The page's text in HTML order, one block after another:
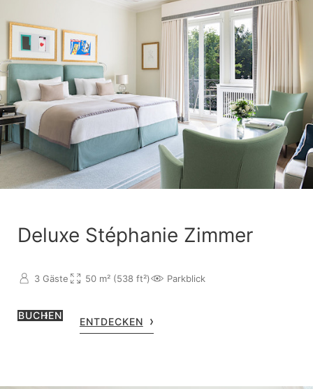
Deluxe Stéphanie Zimmer
3 Gäste 50 m² (538 ft²) Parkblick
BUCHEN
ENTDECKEN